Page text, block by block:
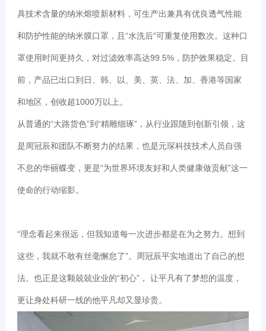
具技术含量的纳米熔喷新材料，可生产出兼具有优良透气性能
和防护性能的纳米膜口罩，且“水洗后”可重复使用数次。这种口
罩使用时间更持久，对过滤效率高达99.5%，防护效果稳定。目
前，产品已出口到日、韩、以、美、英、法、加、香港等国家
和地区，创收超1000万以上。
从普通的“大路货色”到“精雕细琢”，从行业跟随到创新引领，这
是周冠辰和团队不断努力的结果，也是元琛科技技术人员自强
不息的华丽蝶变，更是“为世界环境友好和人类健康做贡献”这一
使命的行动缩影。
“理念看起来很远，但我知道每一次进步都是在为之努力。想到
这些，我就不敢有丝毫懈怠了”。周冠辰平实地道出了自己的想
法。也正是这颗兢兢业业的“初心”， 让平凡有了梦想的温度，
更让身处科研一线的他平凡却又显珍贵。